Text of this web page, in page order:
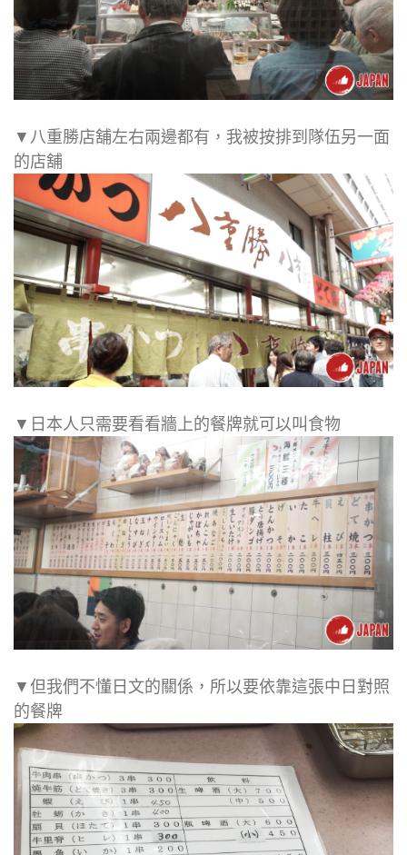
▼八重勝店舖左右兩邊都有，我被按排到隊伍另一面
的店舖
▼日本人只需要看看牆上的餐牌就可以叫食物
▼但我們不懂日文的關係，所以要依靠這張中日對照
的餐牌